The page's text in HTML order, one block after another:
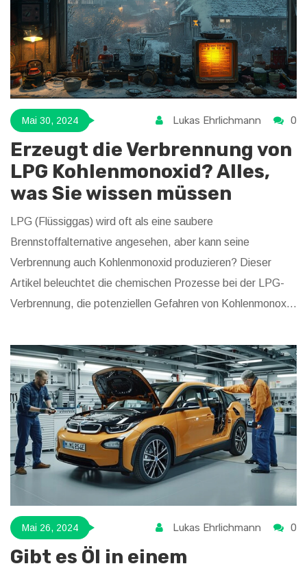
Mai 30, 2024 Lukas Ehrlichmann 0
Erzeugt die Verbrennung von
LPG Kohlenmonoxid? Alles,
was Sie wissen müssen
LPG (Flüssiggas) wird oft als eine saubere
Brennstoffalternative angesehen, aber kann seine
Verbrennung auch Kohlenmonoxid produzieren? Dieser
Artikel beleuchtet die chemischen Prozesse bei der LPG-
Verbrennung, die potenziellen Gefahren von Kohlenmonoxid
Sicherheit zu gewährleisten.
Mai 26, 2024 Lukas Ehrlichmann 0
Gibt es Öl in einem